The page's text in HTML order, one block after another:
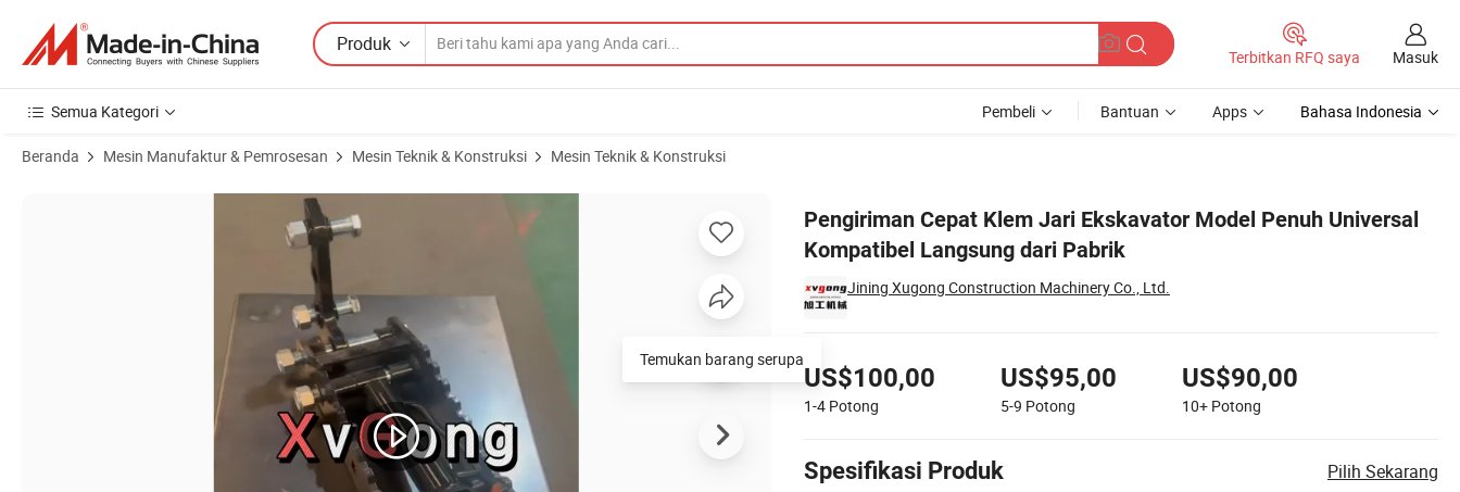
Produk
Terbitkan RFQ saya Masuk
Semua Kategori Pembeli Bantuan Apps Bahasa Indonesia
Beranda Mesin Manufaktur & Pemrosesan Mesin Teknik & Konstruksi Mesin Teknik & Konstruksi
Pengiriman Cepat Klem Jari Ekskavator Model Penuh Universal
Kompatibel Langsung dari Pabrik
Jining Xugong Construction Machinery Co., Ltd.
US$100,00
1-4 Potong
US$95,00
5-9 Potong
US$90,00
10+ Potong
Spesifikasi Produk Pilih Sekarang
Gambar Produk dari Pengiriman Cepat Klem Jari Ekskavator Model Penuh Universal Kompatibel Langsung dari Pabrik
Temukan barang serupa